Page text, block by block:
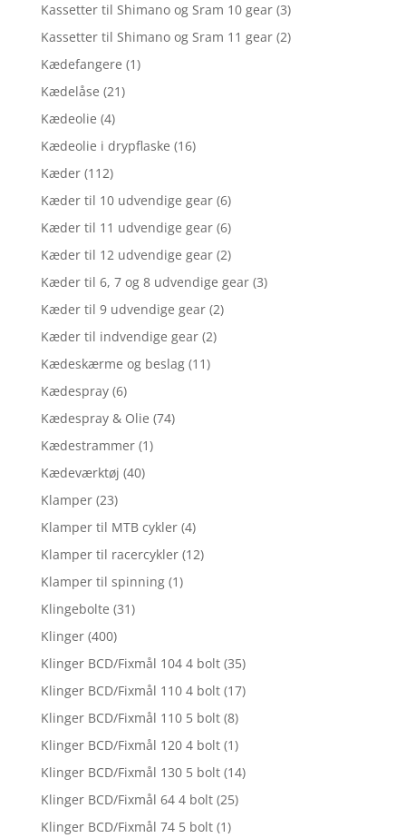
Kassetter til Shimano og Sram 10 gear (3)
Kassetter til Shimano og Sram 11 gear (2)
Kædefangere (1)
Kædelåse (21)
Kædeolie (4)
Kædeolie i drypflaske (16)
Kæder (112)
Kæder til 10 udvendige gear (6)
Kæder til 11 udvendige gear (6)
Kæder til 12 udvendige gear (2)
Kæder til 6, 7 og 8 udvendige gear (3)
Kæder til 9 udvendige gear (2)
Kæder til indvendige gear (2)
Kædeskærme og beslag (11)
Kædespray (6)
Kædespray & Olie (74)
Kædestrammer (1)
Kædeværktøj (40)
Klamper (23)
Klamper til MTB cykler (4)
Klamper til racercykler (12)
Klamper til spinning (1)
Klingebolte (31)
Klinger (400)
Klinger BCD/Fixmål 104 4 bolt (35)
Klinger BCD/Fixmål 110 4 bolt (17)
Klinger BCD/Fixmål 110 5 bolt (8)
Klinger BCD/Fixmål 120 4 bolt (1)
Klinger BCD/Fixmål 130 5 bolt (14)
Klinger BCD/Fixmål 64 4 bolt (25)
Klinger BCD/Fixmål 74 5 bolt (1)